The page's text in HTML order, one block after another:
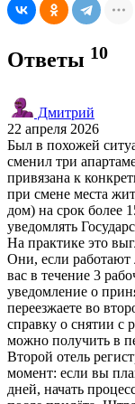
Ответы 10
Дмитрий
22 апреля 2026
Был в похожей
сменил три
привязана к
при смене места
дом) на срок более
уведомлять
На практике это
Они, если работают
вас в течение 3
уведомление о
переезжаете во
справку о снятии с
можно получить в
Второй отель
момент: если вы
дней, начать